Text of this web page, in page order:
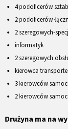
4 podoficerów
2 podoficerów
2 szeregowych-
informatyk
2 szeregowych
kierowca
3 kierowców
2 kierowców
Drużyna ma na